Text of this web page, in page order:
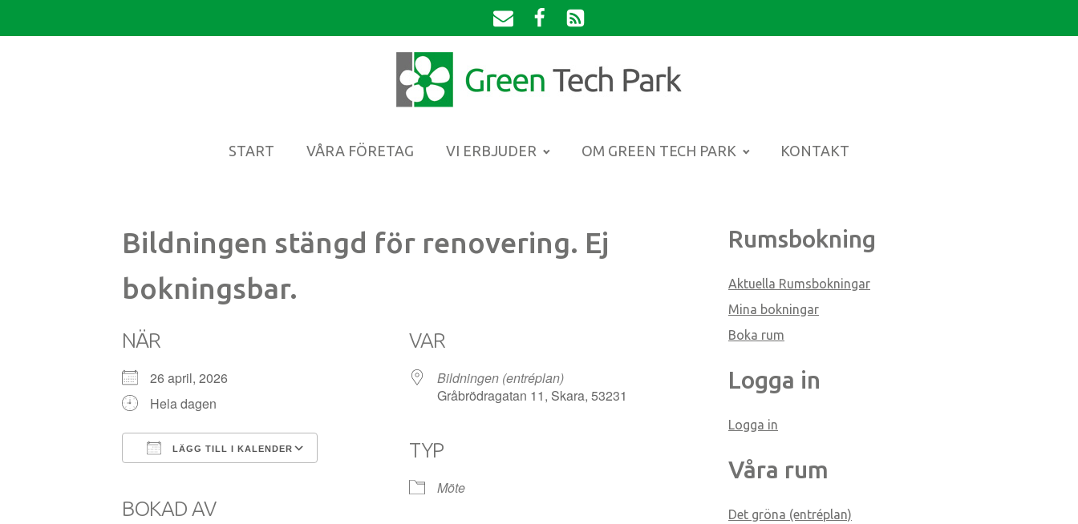
START VÅRA FÖRETAG VI ERBJUDER OM GREEN TECH PARK KONTAKT
Bildningen stängd för renovering. Ej
bokningsbar.
NÄR
26 april, 2026
Hela dagen
LÄGG TILL I KALENDER
Google Kalender Office 365
BOKAD AV
VAR
Bildningen (entréplan)
Gråbrödragatan 11, Skara, 53231
TYP
Möte
Rumsbokning
Aktuella Rumsbokningar
Mina bokningar
Boka rum
Logga in
Logga in
Våra rum
Det gröna (entréplan)